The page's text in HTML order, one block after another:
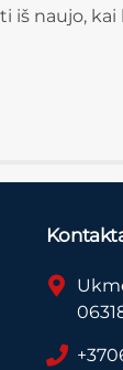
iš naujo, kai